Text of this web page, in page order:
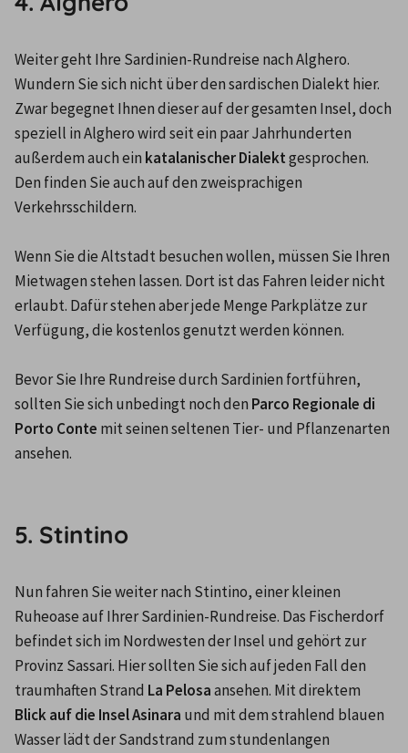
Weiter geht Ihre Sardinien-Rundreise nach Alghero.
Wundern Sie sich nicht über den sardischen Dialekt hier.
Zwar begegnet Ihnen dieser auf der gesamten Insel, doch
speziell in Alghero wird seit ein paar Jahrhunderten
außerdem auch ein katalanischer Dialekt gesprochen.
Den finden Sie auch auf den zweisprachigen
Verkehrsschildern.
Wenn Sie die Altstadt besuchen wollen, müssen Sie Ihren
Mietwagen stehen lassen. Dort ist das Fahren leider nicht
erlaubt. Dafür stehen aber jede Menge Parkplätze zur
Verfügung, die kostenlos genutzt werden können.
Bevor Sie Ihre Rundreise durch Sardinien fortführen,
sollten Sie sich unbedingt noch den Parco Regionale di
Porto Conte mit seinen seltenen Tier- und Pflanzenarten
ansehen.
5. Stintino
Nun fahren Sie weiter nach Stintino, einer kleinen
Ruheoase auf Ihrer Sardinien-Rundreise. Das Fischerdorf
befindet sich im Nordwesten der Insel und gehört zur
Provinz Sassari. Hier sollten Sie sich auf jeden Fall den
traumhaften Strand La Pelosa
Blick auf die Insel Asinara und mit dem strahlend blauen
Wasser lädt der Sandstrand zum stundenlangen